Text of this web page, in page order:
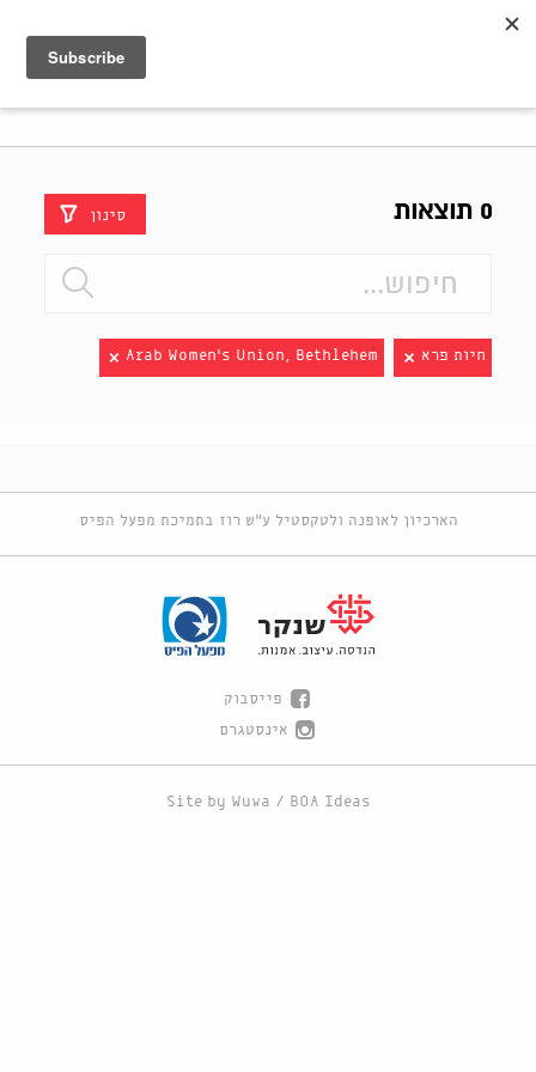
0 תוצאות סינון
חיות פרא Arab Women's Union, Bethlehem
הארכיון לאופנה ולטקסטיל ע"ש רוז בתמיכת מפעל הפיס
פייסבוק
אינסטגרם
Site by Wuwa / BOA Ideas